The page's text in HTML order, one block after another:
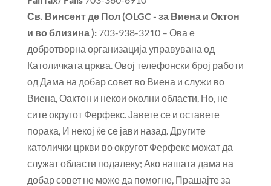
Св. Винсент де Пол (OLGC - за Виена и Октон
и во близина ): 703-938-3210 – Ова е
добротворна организација управувана од
Католичката црква. Овој телефонски број работи
од Дама на добар совет во Виена и служи во
Виена, Оактон и некои околни области, Но, не
сите округот Ферфекс. Јавете се и оставете
порака, И некој ќе се јави назад. Другите
католички цркви во округот Ферфекс можат да
служат области подалеку; Ако нашата дама на
добар совет не може да помогне, Прашајте за